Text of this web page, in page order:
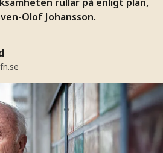
Olof Johansson.